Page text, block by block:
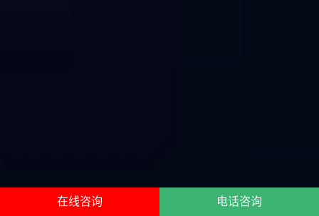
在线咨询 电话咨询